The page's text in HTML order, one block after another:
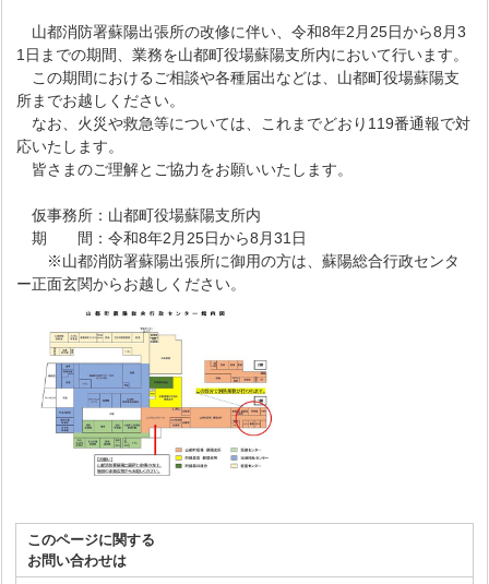
山都消防署蘇陽出張所の改修に伴い、令和8年2月25日から8月3
1日までの期間、業務を山都町役場蘇陽支所内において行います。
この期間におけるご相談や各種届出などは、山都町役場蘇陽支
所までお越しください。
なお、火災や救急等については、これまでどおり119番通報で対
応いたします。
皆さまのご理解とご協力をお願いいたします。
仮事務所：山都町役場蘇陽支所内
期 間：令和8年2月25日から8月31日
※山都消防署蘇陽出張所に御用の方は、蘇陽総合行政センタ
ー正面玄関からお越しください。
このページに関する
お問い合わせは